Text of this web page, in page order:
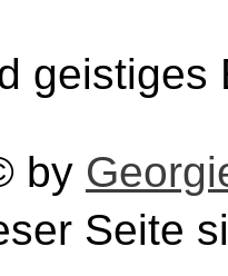
by
Seite